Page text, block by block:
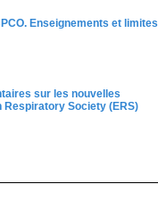
Enseignements et limites
sur les nouvelles
Respiratory Society (ERS)